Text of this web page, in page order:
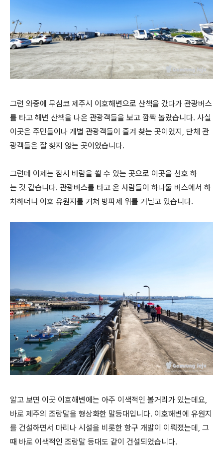
그런 와중에 무심코 제주시 이호해변으로 산책을 갔다가 관광버스
를 타고 해변 산책을 나온 관광객들을 보고 깜짝 놀랐습니다. 사실
이곳은 주민들이나 개별 관광객들이 즐겨 찾는 곳이었지, 단체 관
광객들은 잘 찾지 않는 곳이었습니다.
그런데 이제는 잠시 바람을 쐴 수 있는 곳으로 이곳을 선호 하
는 것 같습니다. 관광버스를 타고 온 사람들이 하나둘 버스에서 하
차하더니 이호 유원지를 거쳐 방파제 위를 거닐고 있습니다.
알고 보면 이곳 이호해변에는 아주 이색적인 볼거리가 있는데요,
바로 제주의 조랑말을 형상화한 말등대입니다. 이호해변에 유원지
를 건설하면서 마리나 시설을 비롯한 항구 개발이 이뤄졌는데, 그
때 바로 이색적인 조랑말 등대도 같이 건설되었습니다.